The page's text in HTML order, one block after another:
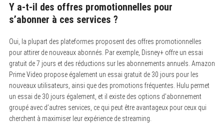
Y a-t-il des offres promotionnelles pour
s’abonner à ces services ?
Oui, la plupart des plateformes proposent des offres promotionnelles
pour attirer de nouveaux abonnés. Par exemple, Disney+ offre un essai
gratuit de 7 jours et des réductions sur les abonnements annuels. Amazon
Prime Video propose également un essai gratuit de 30 jours pour les
nouveaux utilisateurs, ainsi que des promotions fréquentes. Hulu permet
un essai de 30 jours également, et il existe des options d’abonnement
groupé avec d’autres services, ce qui peut être avantageux pour ceux qui
cherchent à maximiser leur expérience de streaming.